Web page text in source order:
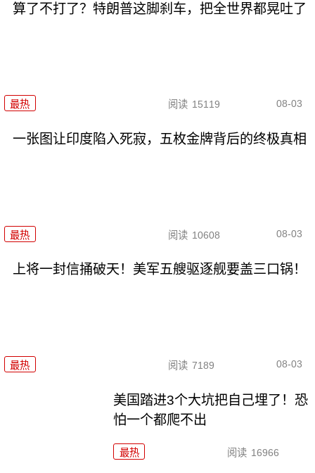
算了不打了？特朗普这脚刹车，把全世界都晃吐了
最热 阅读 15119 08-03
一张图让印度陷入死寂，五枚金牌背后的终极真相
最热 阅读 10608 08-03
上将一封信捅破天！美军五艘驱逐舰要盖三口锅！
最热 阅读 7189 08-03
美国踏进3个大坑把自己埋了！恐
怕一个都爬不出
最热 阅读 16966